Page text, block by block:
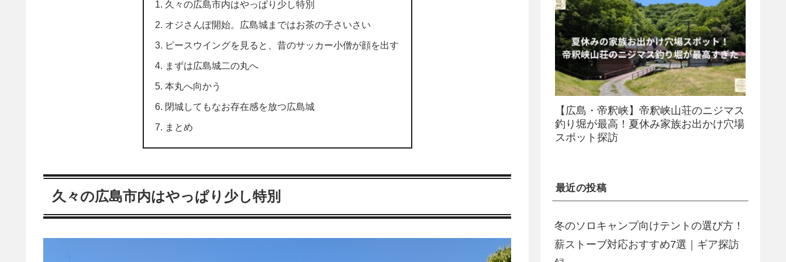
久々の広島市内はやっぱり少し特別
オジさんぽ開始。広島城まではお茶の子さいさい
ピースウイングを見ると、昔のサッカー小僧が顔を出す
まずは広島城二の丸へ
本丸へ向かう
閉城してもなお存在感を放つ広島城
まとめ
久々の広島市内はやっぱり少し特別
【広島・帝釈峡】帝釈峡山荘のニジマス
釣り堀が最高！夏休み家族お出かけ穴場
スポット探訪
最近の投稿
冬のソロキャンプ向けテントの選び方！
薪ストーブ対応おすすめ7選｜ギア探訪